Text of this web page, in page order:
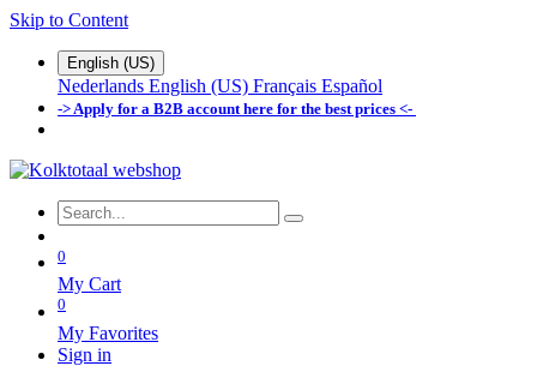
Skip to Content
English (US)
Nederlands English (US) Français Español
-> Apply for a B2B account here for the best prices <-
0
My Cart
0
My Favorites
Sign in